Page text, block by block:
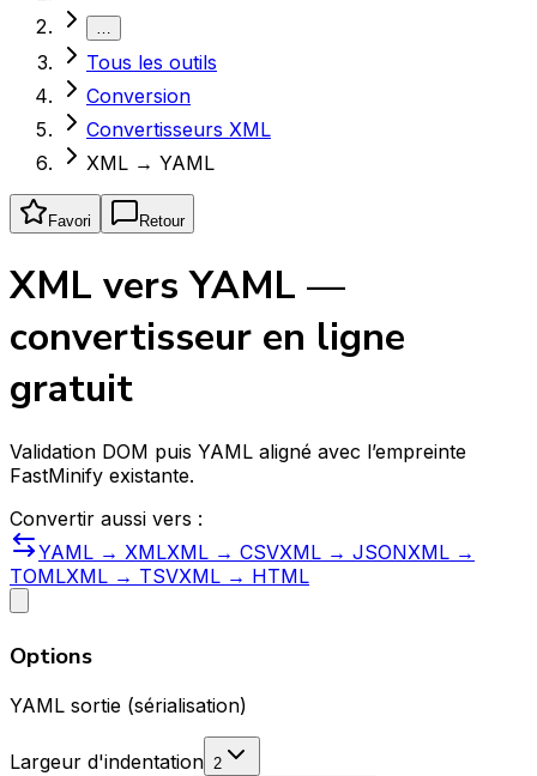
…
Tous les outils
Conversion
Convertisseurs XML
XML → YAML
Favori Retour
XML vers YAML —
convertisseur en ligne
gratuit
Validation DOM puis YAML aligné avec l’empreinte
FastMinify existante.
Convertir aussi vers :
YAML → XMLXML → CSVXML → JSONXML →
TOMLXML → TSVXML → HTML
Options
YAML sortie (sérialisation)
Largeur d'indentation 2